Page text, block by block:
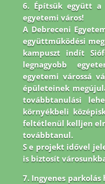
6. Építsük együtt
egyetemi város!
A Debreceni
együttműködési
kampuszt indít
legnagyobb
egyetemi várossá
épületeinek
továbbtanulási
környékbeli
feltétlenül kelljen
továbbtanul.
S e projekt idővel
is biztosít
7. Ingyenes